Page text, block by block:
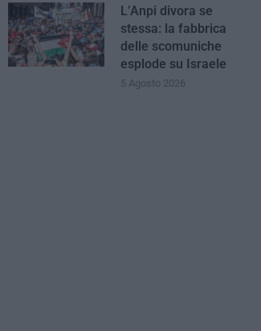
L’Anpi divora se
stessa: la fabbrica
delle scomuniche
esplode su Israele
5 Agosto 2026